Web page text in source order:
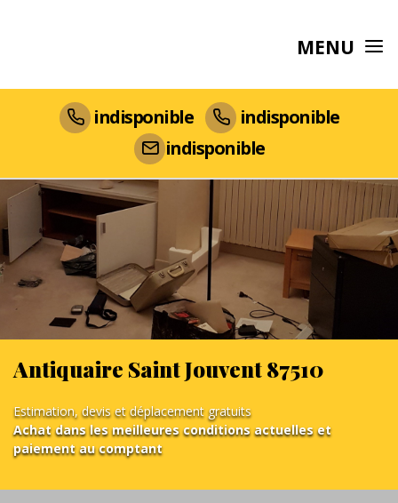
MENU
indisponible
indisponible
indisponible
Antiquaire Saint Jouvent 87510
Estimation, devis et déplacement gratuits
Achat dans les meilleures conditions actuelles et
paiement au comptant